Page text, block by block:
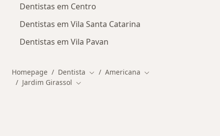
Dentistas em Centro
Dentistas em Vila Santa Catarina
Dentistas em Vila Pavan
Homepage Dentista Mudar de cidade
Americana Mudar de cidade
Jardim Girassol Mudar de cidade